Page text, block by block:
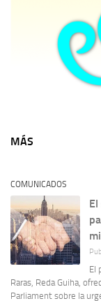
MÁS
COMUNICADOS
El
Raras, Reda Guiha,
Parliament sobre la